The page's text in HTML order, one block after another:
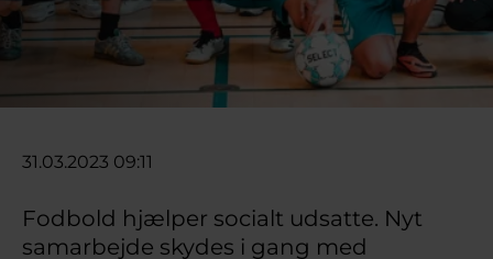
31.03.2023 09:11
Fodbold hjælper socialt udsatte. Nyt
samarbejde skydes i gang med